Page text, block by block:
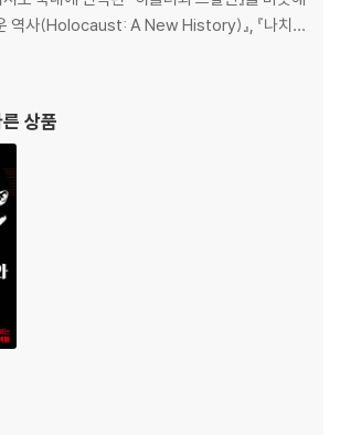
역사(Holocaust: A New History)』, 『나치:
Nazis: A Warning from History)』, 『아우
해결’(Auschwitz: The Nazis and the ‘Final
상품